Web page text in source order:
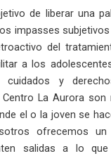
de liberar una
impasses
del
a los
y
La Aurora son
el o la joven se
ofrecemos
salidas a lo